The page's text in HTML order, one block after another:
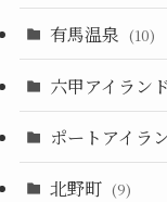
有馬温泉 (10)
六甲アイランド
ポートアイラ
北野町 (9)